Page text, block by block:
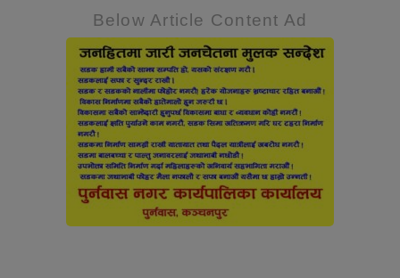
Below Article Content Ad